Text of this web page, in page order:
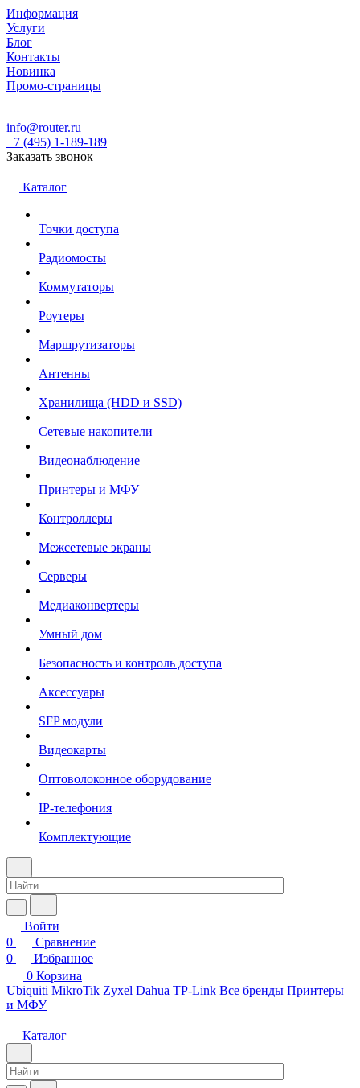
Информация
Услуги
Блог
Контакты
Новинка
Промо-страницы
info@router.ru
+7 (495) 1-189-189
Заказать звонок
Каталог
Точки доступа
Радиомосты
Коммутаторы
Роутеры
Маршрутизаторы
Антенны
Хранилища (HDD и SSD)
Сетевые накопители
Видеонаблюдение
Принтеры и МФУ
Контроллеры
Межсетевые экраны
Серверы
Медиаконвертеры
Умный дом
Безопасность и контроль доступа
Аксессуары
SFP модули
Видеокарты
Оптоволоконное оборудование
IP-телефония
Комплектующие
Войти
0
Сравнение
0
Избранное
0 Корзина
Ubiquiti MikroTik Zyxel Dahua TP-Link Все бренды Принтеры
и МФУ
Каталог